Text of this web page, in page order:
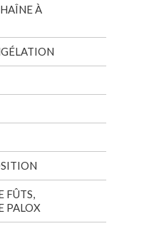
À
FÛTS,
PALOX